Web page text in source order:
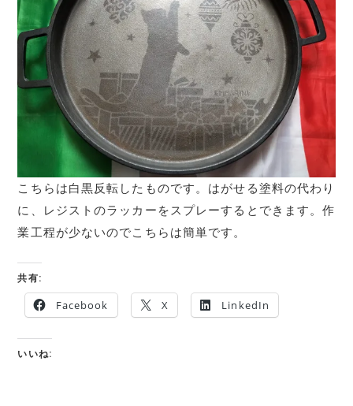
こちらは白黒反転したものです。はがせる塗料の代わり
に、レジストのラッカーをスプレーするとできます。作
業工程が少ないのでこちらは簡単です。
共有:
Facebook X LinkedIn
いいね: